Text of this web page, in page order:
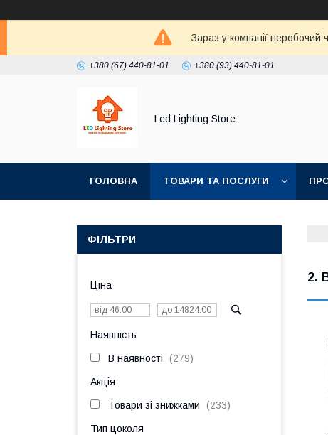
Зараз у компанії
+380 (67) 440-81-01 +380 (93) 440-81-01
Led Lighting Store
ГОЛОВНА ТОВАРИ ТА ПОСЛУГИ
2.
ФІЛЬТРИ
Ціна
Наявність
В наявності 279
Акція
Товари зі знижками 233
Тип цоколя